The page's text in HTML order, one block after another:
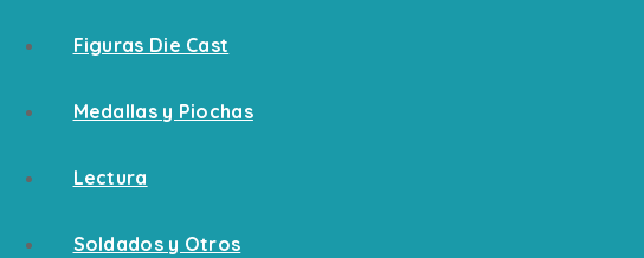
Figuras Die Cast
Medallas y Piochas
Lectura
Soldados y Otros